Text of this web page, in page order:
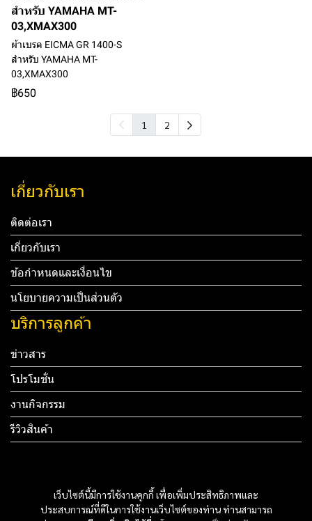
สำหรับ YAMAHA MT-
03,XMAX300
ผ้าเบรค EICMA GR 1400-S
สำหรับ YAMAHA MT-
03,XMAX300
฿650
1 2
เว็บไซต์นี้มีการใช้งานคุกกี้ เพื่อเพิ่มประสิทธิภาพและ
ประสบการณ์ที่ดีในการใช้งานเว็บไซต์ของท่าน ท่านสามารถ
เกี่ยวกับเรา
ติดต่อเรา
เกี่ยวกับเรา
ข้อกำหนดและเงื่อนไข
นโยบายความเป็นส่วนตัว
บริการลูกค้า
ข่าวสาร
โปรโมชั่น
งานกิจกรรม
รีวิวสินค้า
ทดสอบ 4